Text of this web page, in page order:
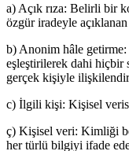
a) Açık rıza: Belirli bir
özgür iradeyle açıklanan
b) Anonim hâle
eşleştirilerek dahi
gerçek kişiyle
c) İlgili kişi: Kişisel
ç) Kişisel veri: Kimliği
her türlü bilgiyi ifade